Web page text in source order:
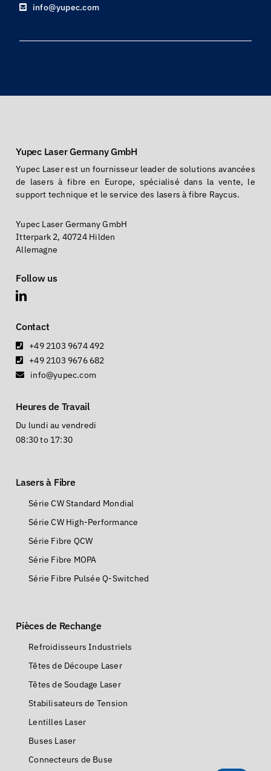
info@yupec.com
Yupec Laser Germany GmbH
Yupec Laser est un fournisseur leader de solutions avancées
de lasers à fibre en Europe, spécialisé dans la vente, le
support technique et le service des lasers à fibre Raycus.
Yupec Laser Germany GmbH
Itterpark 2, 40724 Hilden
Allemagne
Follow us
Contact
+49 2103 9674 492
+49 2103 9676 682
info@yupec.com
Heures de Travail
Du lundi au vendredi
08:30 to 17:30
Lasers à Fibre
Série CW Standard Mondial
Série CW High-Performance
Série Fibre QCW
Série Fibre MOPA
Série Fibre Pulsée Q-Switched
Pièces de Rechange
Refroidisseurs Industriels
Têtes de Découpe Laser
Têtes de Soudage Laser
Stabilisateurs de Tension
Lentilles Laser
Buses Laser
Connecteurs de Buse